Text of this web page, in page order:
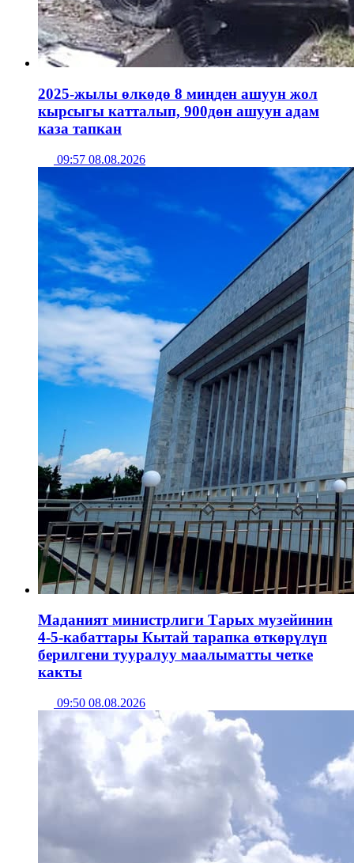
2025-жылы өлкөдө 8 миңден ашуун жол
кырсыгы катталып, 900дөн ашуун адам
каза тапкан
09:57 08.08.2026
Маданият министрлиги Тарых музейинин
4-5-кабаттары Кытай тарапка өткөрүлүп
берилгени тууралуу маалыматты четке
какты
09:50 08.08.2026